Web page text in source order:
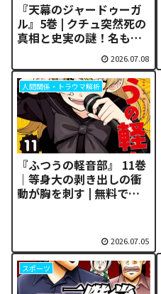
『天幕のジャードゥーガ
ル』5巻 | クチュ突然死の
真相と史実の謎！名もな
き弱者の逆襲がもたらし
た歴史の転換点
2026.07.08
人間関係・トラウマ解析
『ふつうの軽音部』 11巻
｜等身大の剥き出しの衝
動が胸を刺す | 無料で読
2026.07.05
スポーツ